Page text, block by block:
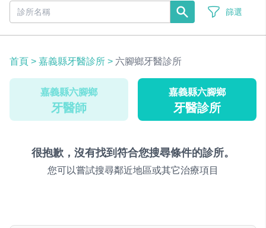
篩選
首頁 > 嘉義縣牙醫診所 > 六腳鄉牙醫診所
嘉義縣六腳鄉
牙醫師
嘉義縣六腳鄉
牙醫診所
很抱歉，沒有找到符合您搜尋條件的診所。
您可以嘗試搜尋鄰近地區或其它治療項目